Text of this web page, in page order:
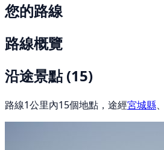
您的路線
路線概覽
沿途景點(15)
路線1公里內15個地點，途經宮城縣、